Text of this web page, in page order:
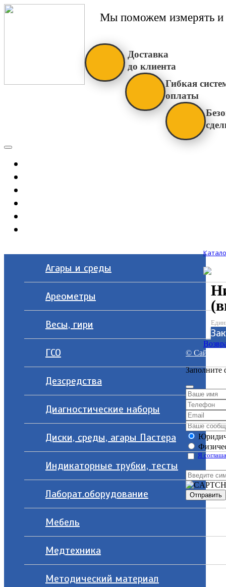
Мы поможем измерять и
Доставка
до клиента
Гибкая
оплаты
Агары и среды
Ареометры
Весы, гири
ГСО
Дезсредства
Диагностические наборы
Диски, среды, агары Пастера
Индикаторные трубки, тесты
Лаборат.оборудование
Мебель
Медтехника
Методический материал
© Сайт
Заполните
Я